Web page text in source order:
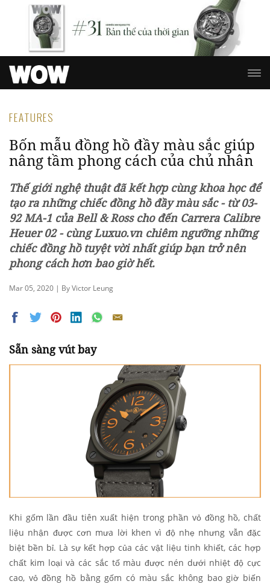
FEATURES
Bốn mẫu đồng hồ đầy màu sắc giúp
nâng tầm phong cách của chủ nhân
Thế giới nghệ thuật đã kết hợp cùng khoa học để
tạo ra những chiếc đồng hồ đầy màu sắc - từ 03-
92 MA-1 của Bell & Ross cho đến Carrera Calibre
Heuer 02 - cùng Luxuo.vn chiêm ngưỡng những
chiếc đồng hồ tuyệt vời nhất giúp bạn trở nên
phong cách hơn bao giờ hết.
Mar 05, 2020 | By Victor Leung
Sẵn sàng vút bay
Khi gốm lần đầu tiên xuất hiện trong phần vỏ đồng hồ, chất
liệu nhận được cơn mưa lời khen vì độ nhẹ nhưng vẫn đặc
biệt bền bỉ. Là sự kết hợp của các vật liệu tinh khiết, các hợp
chất kim loại và các sắc tố màu được nén dưới nhiệt độ cực
cao, vỏ đồng hồ bằng gốm có màu sắc không bao giờ biến